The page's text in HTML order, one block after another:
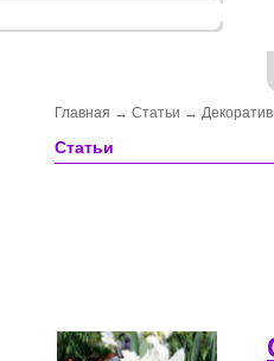
Главная → Статьи →
Статьи